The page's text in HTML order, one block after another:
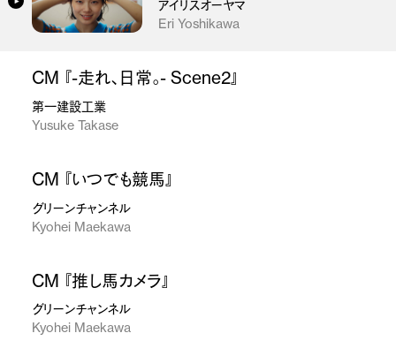
アイリスオーヤマ
Eri Yoshikawa
CM 『-走れ、日常。- Scene2』
第一建設工業
Yusuke Takase
CM 『いつでも競馬』
グリーンチャンネル
Kyohei Maekawa
CM 『推し馬カメラ』
グリーンチャンネル
Kyohei Maekawa